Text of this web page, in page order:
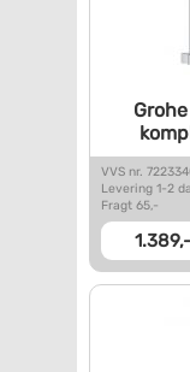
VVS nr.
Levering 1-2
Fragt 65,-
1.389,-